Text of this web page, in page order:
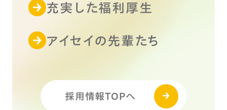
充実した福利厚生
アイセイの先輩たち
採用情報TOPへ